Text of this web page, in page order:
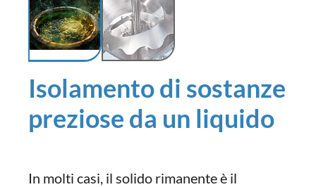
Isolamento di sostanze
preziose da un liquido
In molti casi, il solido rimanente è il